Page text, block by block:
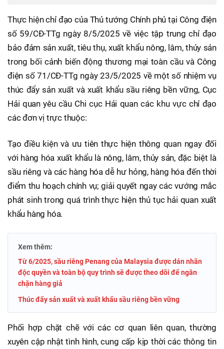
Thực hiện chỉ đạo của Thủ tướng Chính phủ tại Công điện
số 59/CĐ-TTg ngày 8/5/2025 về việc tập trung chỉ đạo
bảo đảm sản xuất, tiêu thụ, xuất khẩu nông, lâm, thủy sản
trong bối cảnh biến động thương mại toàn cầu và Công
điện số 71/CĐ-TTg ngày 23/5/2025 về một số nhiệm vụ
thúc đẩy sản xuất và xuất khẩu sầu riêng bền vững, Cục
Hải quan yêu cầu Chi cục Hải quan các khu vực chỉ đạo
các đơn vị trực thuộc:
Tạo điều kiện và ưu tiên thực hiện thông quan ngay đối
với hàng hóa xuất khẩu là nông, lâm, thủy sản, đặc biệt là
sầu riêng và các hàng hóa dễ hư hỏng, hàng hóa đến thời
điểm thu hoạch chính vụ; giải quyết ngay các vướng mắc
phát sinh trong quá trình thực hiện thủ tục hải quan xuất
khẩu hàng hóa.
Xem thêm:
Từ 6/2025, sầu riêng Penang của Malaysia được dán nhãn
độc quyền và toàn bộ quy trình sẽ được theo dõi để ngăn
chặn hàng giả
Thúc đẩy sản xuất và xuất khẩu sầu riêng bền vững
Phối hợp chặt chẽ với các cơ quan liên quan, thường
xuyên cập nhật tình hình, cung cấp kịp thời các thông tin